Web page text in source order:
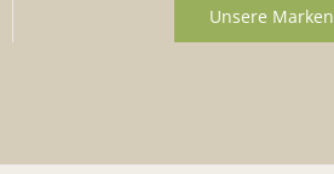
Unsere Marken